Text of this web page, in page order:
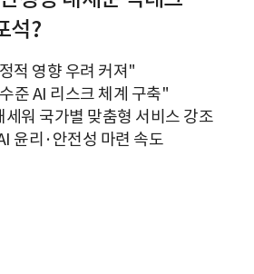
석?
적 영향 우려 커져"
준 AI 리스크 체계 구축"
워 국가별 맞춤형 서비스 강조
윤리·안전성 마련 속도